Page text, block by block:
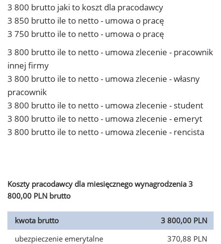
3 800 brutto jaki to koszt dla pracodawcy
3 850 brutto ile to netto - umowa o pracę
3 750 brutto ile to netto - umowa o pracę
3 800 brutto ile to netto - umowa zlecenie - pracownik
innej firmy
3 800 brutto ile to netto - umowa zlecenie - własny
pracownik
3 800 brutto ile to netto - umowa zlecenie - student
3 800 brutto ile to netto - umowa zlecenie - emeryt
3 800 brutto ile to netto - umowa zlecenie - rencista
Koszty pracodawcy dla miesięcznego wynagrodzenia 3
800,00 PLN brutto
kwota brutto
3 800,00 PLN
ubezpieczenie emerytalne
370,88 PLN